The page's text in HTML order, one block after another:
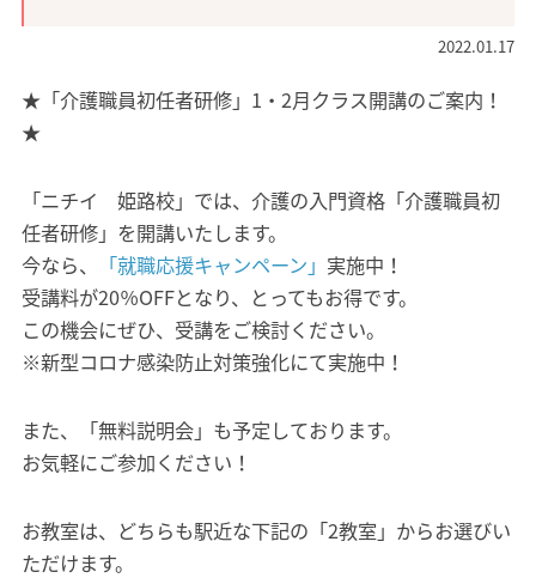
2022.01.17
★「介護職員初任者研修」1・2月クラス開講のご案内！
★
「ニチイ 姫路校」では、介護の入門資格「介護職員初
任者研修」を開講いたします。
今なら、
「就職応援キャンペーン」 実施中！
受講料が20％OFFとなり、とってもお得です。
この機会にぜひ、受講をご検討ください。
※新型コロナ感染防止対策強化にて実施中！
また、「無料説明会」も予定しております。
お気軽にご参加ください！
お教室は、どちらも駅近な下記の「2教室」からお選びい
ただけます。